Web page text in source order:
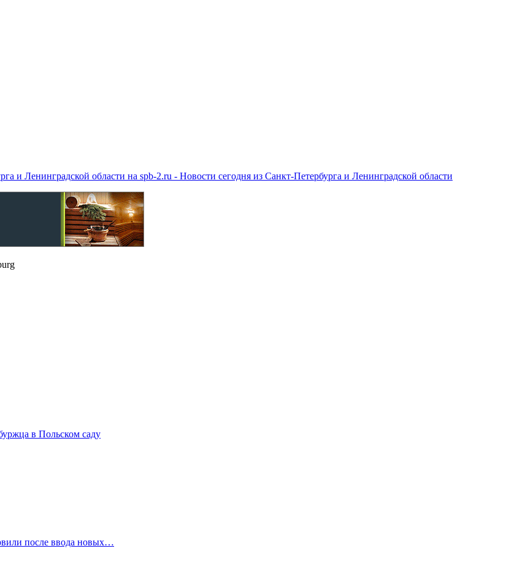
и Ленинградской области на spb-2.ru - Новости сегодня из Санкт-Петербурга и Ленинградской области
в Польском саду
после ввода новых…